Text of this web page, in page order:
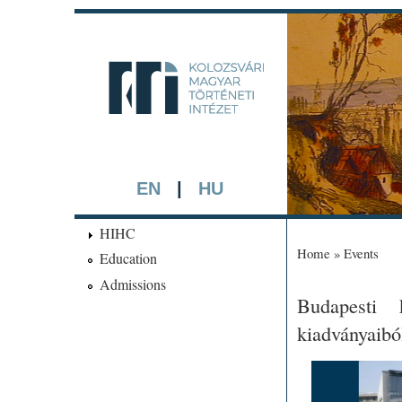
EN HU
A háttérben
HIHC
Education
Admissions
Home »Events
Budapesti